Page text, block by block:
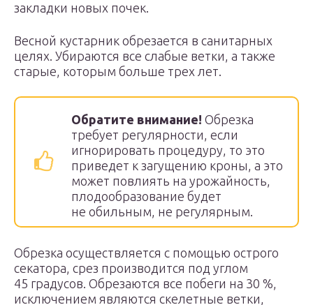
закладки новых почек.
Весной кустарник обрезается в санитарных
целях. Убираются все слабые ветки, а также
старые, которым больше трех лет.
Обратите внимание! Обрезка
требует регулярности, если
игнорировать процедуру, то это
приведет к загущению кроны, а это
может повлиять на урожайность,
плодообразование будет
не обильным, не регулярным.
Обрезка осуществляется с помощью острого
секатора, срез производится под углом
45 градусов. Обрезаются все побеги на 30 %,
исключением являются скелетные ветки,